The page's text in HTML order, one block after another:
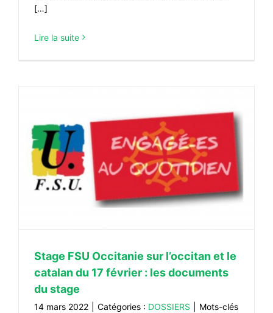
[…]
Lire la suite
Stage FSU Occitanie sur l’occitan et le
catalan du 17 février : les documents
du stage
14 mars 2022 Catégories : DOSSIERS
Mots-clés